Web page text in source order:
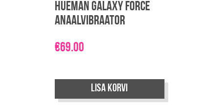
Hueman Galaxy Force
anaalvibraator
€69.00
Lisa korvi